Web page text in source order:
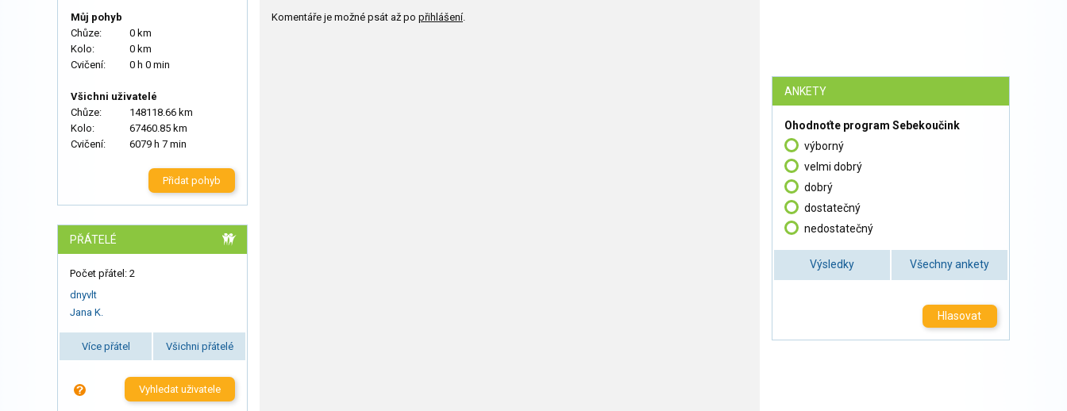
Můj pohyb
Chůze:
0 km
Kolo:
0 km
Cvičení:
0 h 0 min
Všichni uživatelé
Chůze:
148118.66 km
Kolo:
67460.85 km
Cvičení:
6079 h 7 min
Přidat pohyb
PŘÁTELÉ
Počet přátel: 2
dnyvlt
Jana K.
Více přátel Všichni přátelé
Vyhledat uživatele
Komentáře je možné psát až po přihlášení.
ANKETY
Ohodnoťte program Sebekoučink
výborný
velmi dobrý
dobrý
dostatečný
nedostatečný
Výsledky Všechny ankety
Hlasovat